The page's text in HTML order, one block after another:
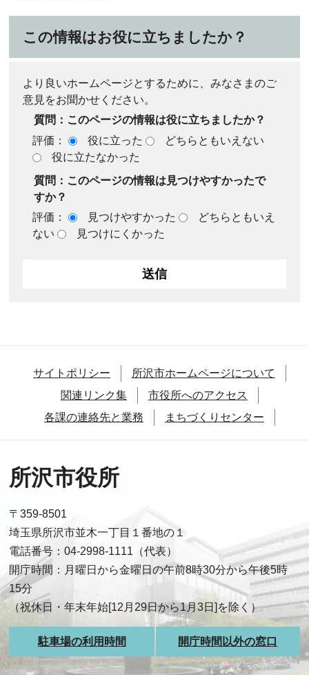
この情報はお役に立ちましたか？
より良いホームページとするために、みなさまのご
意見をお聞かせください。
質問：このページの情報は役に立ちましたか？
評価：
役に立った
どちらともいえない
役に立たなかった
質問：このページの情報は見つけやすかったで
すか？
評価：
見つけやすかった
どちらともいえ
ない
見つけにくかった
サイトポリシー
所沢市ホームページについて
関連リンク集
市役所へのアクセス
各課の連絡先と業務
まちづくりセンター
所沢市役所
〒359-8501
埼玉県所沢市並木一丁目１番地の１
電話番号：04-2998-1111（代表）
開庁時間：月曜日から金曜日の午前8時30分から午後5時
15分
（祝休日・年末年始[12月29日から1月3日]を除く）
駐車場の利用時間 開庁時間以外の窓口